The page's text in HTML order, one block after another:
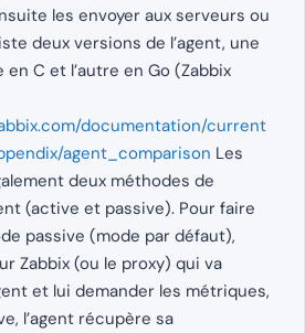
les envoyer aux serveurs ou
deux versions de l’agent, une
C et l’autre en Go (Zabbix
documentation/current
agent_comparison Les
deux méthodes de
(active et passive). Pour faire
passive (mode par défaut),
Zabbix (ou le proxy) qui va
et lui demander les métriques,
l’agent récupère sa